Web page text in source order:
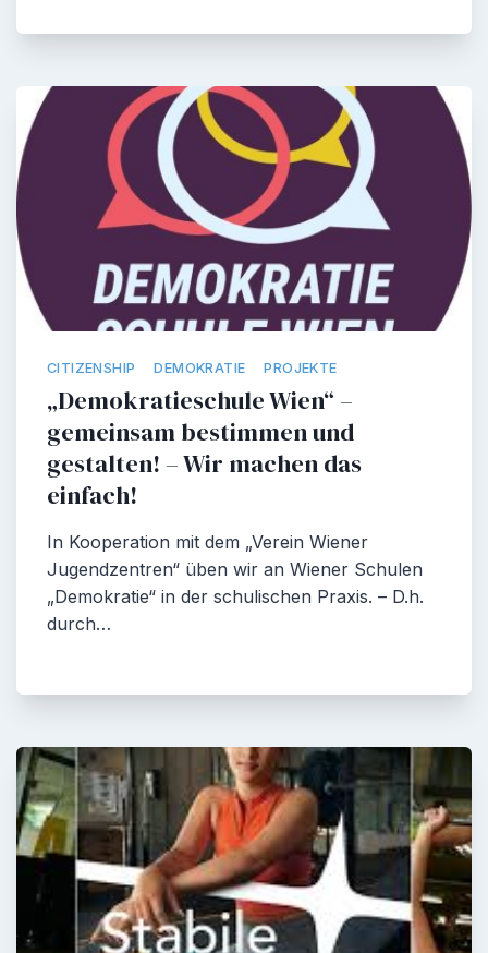
CITIZENSHIP DEMOKRATIE PROJEKTE
„Demokratieschule Wien“ –
gemeinsam bestimmen und
gestalten! – Wir machen das
einfach!
In Kooperation mit dem „Verein Wiener
Jugendzentren“ üben wir an Wiener Schulen
„Demokratie“ in der schulischen Praxis. – D.h.
durch…